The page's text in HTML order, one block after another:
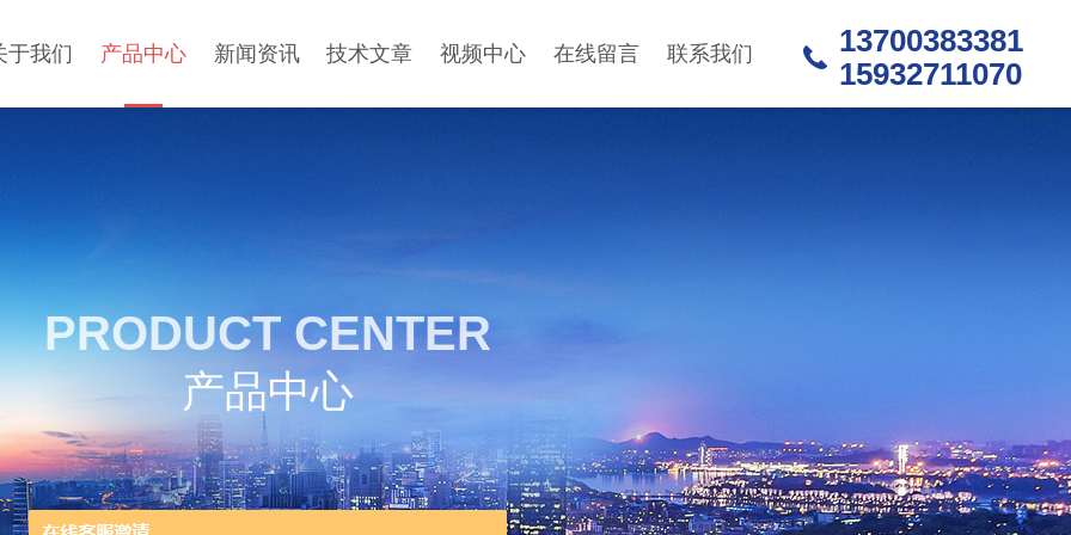
于我们 产品中心 新闻资讯 技术文章 视频中心 在线留言 联系我们
13700383381
15932711070
PRODUCT CENTER
产品中心